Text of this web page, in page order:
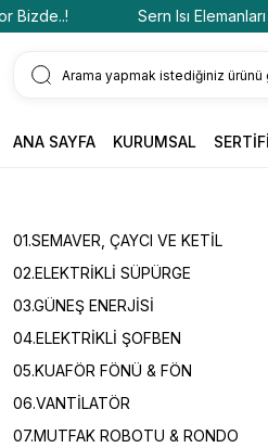
Sern Isı Elemanları
ANA SAYFA KURUMSAL
01.SEMAVER, ÇAYCI VE KETİL
02.ELEKTRİKLİ SÜPÜRGE
03.GÜNEŞ ENERJİSİ
04.ELEKTRİKLİ ŞOFBEN
05.KUAFÖR FÖNÜ & FÖN
06.VANTİLATÖR
07.MUTFAK ROBOTU & RONDO